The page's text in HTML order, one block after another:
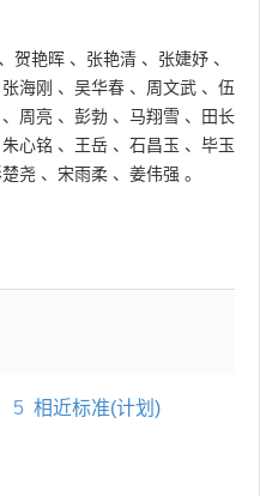
、 贺艳晖 、 张艳清 、 张婕妤 、
张海刚 、 吴华春 、 周文武 、 伍
、 周亮 、 彭勃 、 马翔雪 、
田长
朱心铭 、 王岳 、 石昌玉 、 毕玉
尧 、 宋雨柔 、 姜伟强 。
5 相近标准(计划)